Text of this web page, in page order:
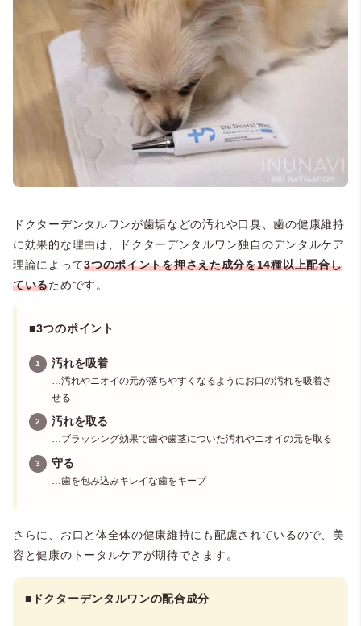
ドクターデンタルワンが歯垢などの汚れや口臭、歯の健康維持
に効果的な理由は、ドクターデンタルワン独自のデンタルケア
理論によって3つのポイントを押さえた成分を14種以上配合し
ているためです。
■3つのポイント
汚れを吸着
…汚れやニオイの元が落ちやすくなるようにお口の汚れを吸着さ
せる
汚れを取る
…ブラッシング効果で歯や歯茎についた汚れやニオイの元を取る
守る
…歯を包み込みキレイな歯をキープ
さらに、お口と体全体の健康維持にも配慮されているので、美
容と健康のトータルケアが期待できます。
■ドクターデンタルワンの配合成分